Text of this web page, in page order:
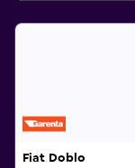
Fiat Doblo